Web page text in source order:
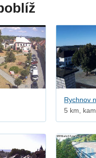
Rychnov
5 km,